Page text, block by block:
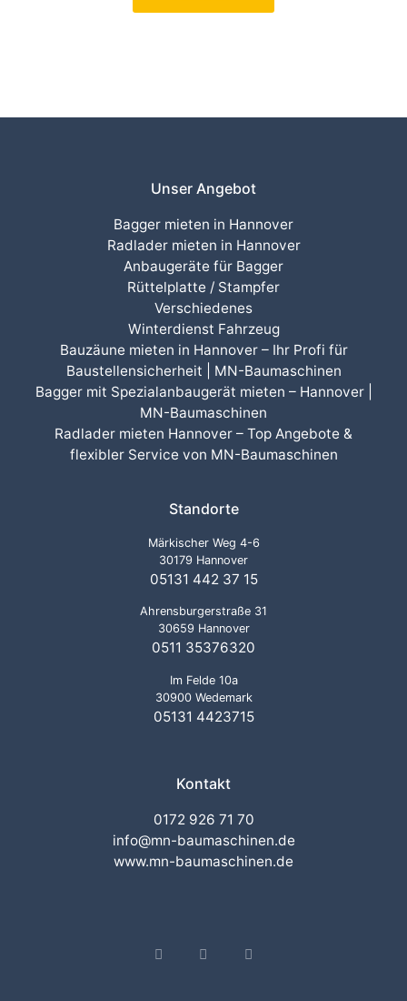
Unser Angebot
Bagger mieten in Hannover
Radlader mieten in Hannover
Anbaugeräte für Bagger
Rüttelplatte / Stampfer
Verschiedenes
Winterdienst Fahrzeug
Bauzäune mieten in Hannover – Ihr Profi für
Baustellensicherheit | MN-Baumaschinen
Bagger mit Spezialanbaugerät mieten – Hannover |
MN-Baumaschinen
Radlader mieten Hannover – Top Angebote &
flexibler Service von MN-Baumaschinen
Standorte
Märkischer Weg 4-6
30179 Hannover
05131 442 37 15
Ahrensburgerstraße 31
30659 Hannover
0511 35376320
Im Felde 10a
30900 Wedemark
05131 4423715
Kontakt
0172 926 71 70
info@mn-baumaschinen.de
www.mn-baumaschinen.de